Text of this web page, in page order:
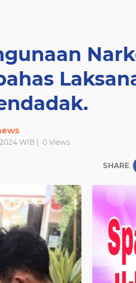
WIB | 0Views
SHARE